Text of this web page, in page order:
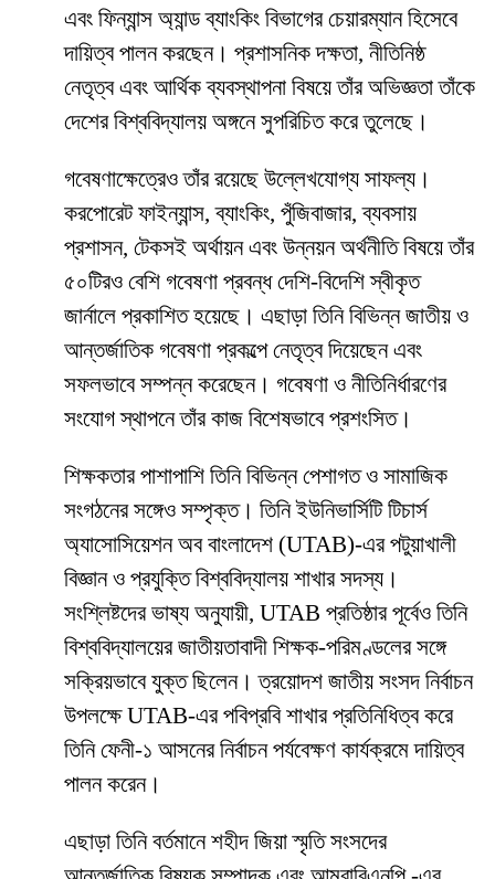
এবং ফিন্যান্স অ্যান্ড ব্যাংকিং বিভাগের চেয়ারম্যান হিসেবে
দায়িত্ব পালন করছেন। প্রশাসনিক দক্ষতা, নীতিনিষ্ঠ
নেতৃত্ব এবং আর্থিক ব্যবস্থাপনা বিষয়ে তাঁর অভিজ্ঞতা তাঁকে
দেশের বিশ্ববিদ্যালয় অঙ্গনে সুপরিচিত করে তুলেছে।
গবেষণাক্ষেত্রেও তাঁর রয়েছে উল্লেখযোগ্য সাফল্য।
করপোরেট ফাইন্যান্স, ব্যাংকিং, পুঁজিবাজার, ব্যবসায়
প্রশাসন, টেকসই অর্থায়ন এবং উন্নয়ন অর্থনীতি বিষয়ে তাঁর
৫০টিরও বেশি গবেষণা প্রবন্ধ দেশি-বিদেশি স্বীকৃত
জার্নালে প্রকাশিত হয়েছে। এছাড়া তিনি বিভিন্ন জাতীয় ও
আন্তর্জাতিক গবেষণা প্রকল্পে নেতৃত্ব দিয়েছেন এবং
সফলভাবে সম্পন্ন করেছেন। গবেষণা ও নীতিনির্ধারণের
সংযোগ স্থাপনে তাঁর কাজ বিশেষভাবে প্রশংসিত।
শিক্ষকতার পাশাপাশি তিনি বিভিন্ন পেশাগত ও সামাজিক
সংগঠনের সঙ্গেও সম্পৃক্ত। তিনি ইউনিভার্সিটি টিচার্স
অ্যাসোসিয়েশন অব বাংলাদেশ (UTAB)-এর পটুয়াখালী
বিজ্ঞান ও প্রযুক্তি বিশ্ববিদ্যালয় শাখার সদস্য।
সংশ্লিষ্টদের ভাষ্য অনুযায়ী, UTAB প্রতিষ্ঠার পূর্বেও তিনি
বিশ্ববিদ্যালয়ের জাতীয়তাবাদী শিক্ষক-পরিমণ্ডলের সঙ্গে
সক্রিয়ভাবে যুক্ত ছিলেন। ত্রয়োদশ জাতীয় সংসদ নির্বাচন
উপলক্ষে UTAB-এর পবিপ্রবি শাখার প্রতিনিধিত্ব করে
তিনি ফেনী-১ আসনের নির্বাচন পর্যবেক্ষণ কার্যক্রমে দায়িত্ব
পালন করেন।
এছাড়া তিনি বর্তমানে শহীদ জিয়া স্মৃতি সংসদের